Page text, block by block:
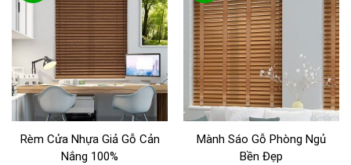
Rèm Cửa Nhựa Giả Gỗ Cản
Nắng 100%
Mành Sáo Gỗ Phòng Ngủ
Bền Đẹp